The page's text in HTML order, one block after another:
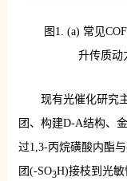
图1. (a) 常见
升传质动
现有光催化研究
团、构建D-A结构、
过1,3-丙烷磺酸内酯
团(-SO3H)接枝到光敏